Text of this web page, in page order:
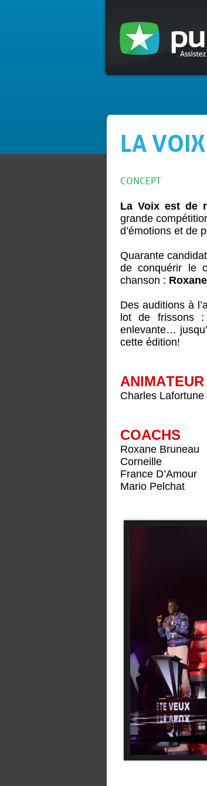
LA VOIX
CONCEPT
La Voix est de
grande
d’émotions et de
Quarante
de conquérir le
chanson :
Des auditions à
lot de frissons :
enlevante…
cette édition!
ANIMATEUR
Charles Lafortune
COACHS
Roxane Bruneau
Corneille
France D’Amour
Mario Pelchat